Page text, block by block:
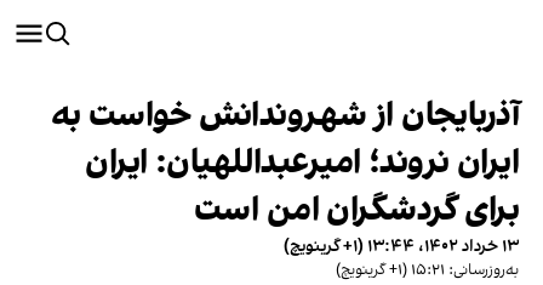
آذربایجان از شهروندانش خواست به
ایران نروند؛ امیرعبداللهیان: ایران
برای گردشگران امن است
۱۳ خرداد ۱۴۰۲، ۱۳:۴۴ (‎+۱ گرینویچ)
به‌روزرسانی: ۱۵:۲۱ (‎+۱ گرینویچ)